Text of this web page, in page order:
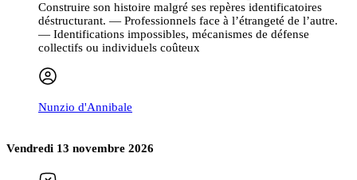
Construire son histoire malgré ses repères identificatoires
déstructurant. — Professionnels face à l’étrangeté de l’autre.
— Identifications impossibles, mécanismes de défense
collectifs ou individuels coûteux
Nunzio d'Annibale
Vendredi 13 novembre 2026